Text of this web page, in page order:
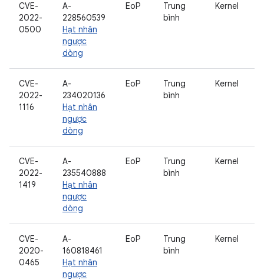
CVE-
2022-
0500
A-
228560539
Hạt nhân
ngược
dòng
EoP
Trung
bình
Kernel
CVE-
2022-
1116
A-
234020136
Hạt nhân
ngược
dòng
EoP
Trung
bình
Kernel
CVE-
2022-
1419
A-
235540888
Hạt nhân
ngược
dòng
EoP
Trung
bình
Kernel
CVE-
2020-
0465
A-
160818461
Hạt nhân
ngược
EoP
Trung
bình
Kernel